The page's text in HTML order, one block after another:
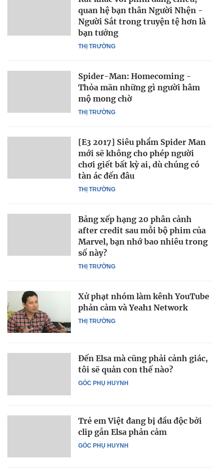
THỊ TRƯỜNG
quan hệ bạn thân Người Nhện -
Người Sắt trong truyện tệ hơn là
bạn tưởng
THỊ TRƯỜNG
Spider-Man: Homecoming -
Thỏa mãn những gì người hâm
mộ mong chờ
THỊ TRƯỜNG
[E3 2017] Siêu phẩm Spider Man
mới sẽ không cho phép người
chơi giết bất kỳ ai, dù chúng có
tàn ác đến đâu
THỊ TRƯỜNG
Bảng xếp hạng 20 phân cảnh
after credit sau mỗi bộ phim của
Marvel, bạn nhớ bao nhiêu trong
số này?
THỊ TRƯỜNG
Xử phạt nhóm làm kênh YouTube
phản cảm và Yeah1 Network
GÓC PHỤ HUYNH
Đến Elsa mà cũng phải cảnh giác,
tôi sẽ quản con thế nào?
GÓC PHỤ HUYNH
Trẻ em Việt đang bị đầu độc bởi
clip gắn Elsa phản cảm